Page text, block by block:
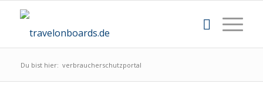
Du bist hier: verbraucherschutzportal